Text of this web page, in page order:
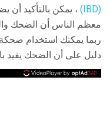
(IBD)
، يمكن بالتأكيد
معظم الناس أن الضحك
ربما يمكنك استخدام
دليل على أن الضحك يفيد